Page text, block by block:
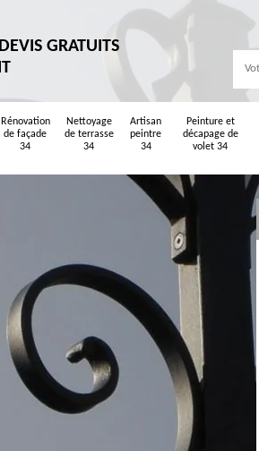
GRATUITS
Rénovation
de façade
34
Nettoyage
de terrasse
34
Artisan
peintre
34
Peinture et
décapage de
volet 34